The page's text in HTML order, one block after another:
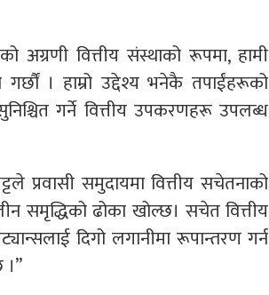
वित्तीय संस्थाको रूपमा, हामी
। हाम्रो उद्देश्य भनेकै तपाईंहरूको
गर्ने वित्तीय उपकरणहरू उपलब्ध
समुदायमा वित्तीय सचेतनाको
समृद्धिको ढोका खोल्छ। सचेत वित्तीय
दिगो लगानीमा रूपान्तरण गर्न